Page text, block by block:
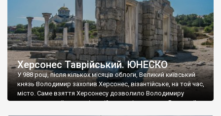
Херсонес Таврійський. ЮНЕСКО
У 988 році, після кількох місяців облоги, Великий київський
князь Володимир захопив Херсонес, візантійське, на той час,
місто. Саме взяття Херсонесу дозволило Володимиру
диктувати свої умови візантійському імператору Василю ІІ, та